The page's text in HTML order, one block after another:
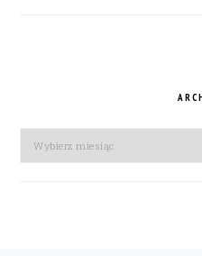
Archiwa